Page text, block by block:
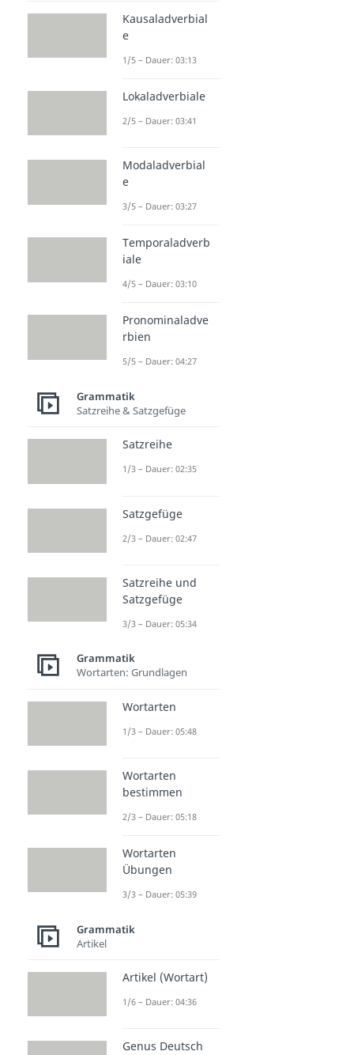
Kausaladverbial
e
1/5 – Dauer: 03:13
Lokaladverbiale
2/5 – Dauer: 03:41
Modaladverbial
e
3/5 – Dauer: 03:27
Temporaladverb
iale
4/5 – Dauer: 03:10
Pronominaladve
rbien
5/5 – Dauer: 04:27
Grammatik
Satzreihe & Satzgefüge
Satzreihe
1/3 – Dauer: 02:35
Satzgefüge
2/3 – Dauer: 02:47
Satzreihe und
Satzgefüge
3/3 – Dauer: 05:34
Grammatik
Wortarten: Grundlagen
Wortarten
1/3 – Dauer: 05:48
Wortarten
bestimmen
2/3 – Dauer: 05:18
Wortarten
Übungen
3/3 – Dauer: 05:39
Grammatik
Artikel
Artikel (Wortart)
1/6 – Dauer: 04:36
Genus Deutsch